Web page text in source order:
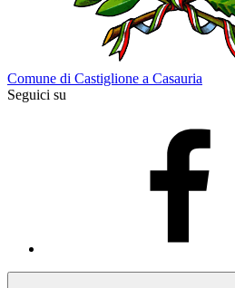
Comune di Castiglione a Casauria
Seguici su